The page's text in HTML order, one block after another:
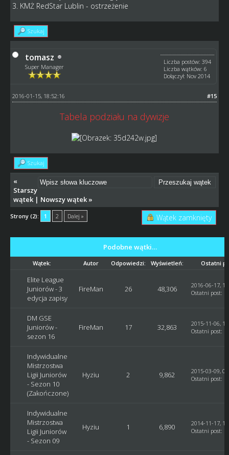
3. KMŻ RedStar Lublin - ostrzeżenie
Szukaj
tomasz
Super Manager
Liczba postów: 394
Liczba wątków: 6
Dołączył: Nov 2014
#15
2016-01-15, 18:52:16
Tabela podziału na dywizje
Szukaj
«
Starszy
wątek| Nowszy wątek»
Strony (2): 1 2 Dalej » Wątek zamknięty
Podobne wątki…
Wątek: Autor Odpowiedzi: Wyświetleń: Ostatni
Elite League
Juniorów - 3
edycja zapisy
FireMan 26 48,306
2016-06-17,
Ostatni post:
DM GSE
Juniorów -
sezon 16
FireMan 17 32,863
2015-11-06,
Ostatni post:
Indywidualne
Mistrzostwa
Ligii Juniorów
- Sezon 10
(Zakończone)
Hyziu 2 9,862
2015-03-09,
Ostatni post:
Indywidualne
Mistrzostwa
Ligii Juniorów
- Sezon 09
Hyziu 1 6,890
2014-11-17,
Ostatni post: